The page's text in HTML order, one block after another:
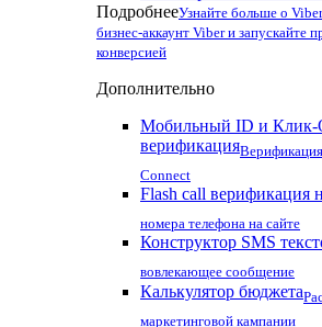
ПодробнееУзнайте больше о
бизнес-аккаунт Viber и запускайте
конверсией
Дополнительно
Мобильный ID и
верификация
Connect
Flash call верификация
номера телефона на сайте
Конструктор SMS
вовлекающее сообщение
Калькулятор бюджета
маркетинговой кампании